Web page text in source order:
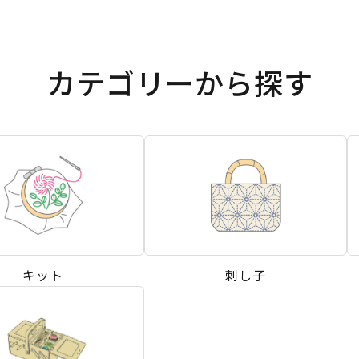
カテゴリーから探す
キット 刺し子